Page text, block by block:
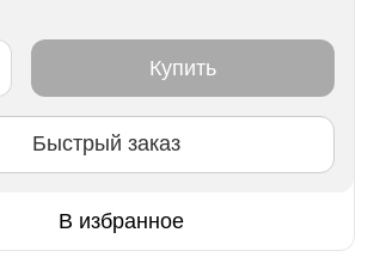
Купить
Быстрый заказ
В избранное